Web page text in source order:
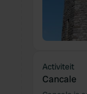
Activiteit
Cancale